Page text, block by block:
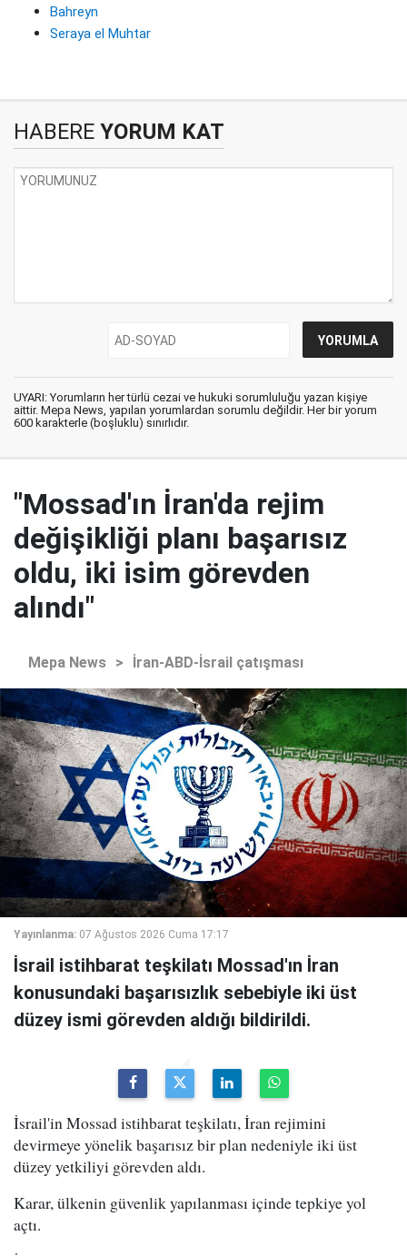
Bahreyn
Seraya el Muhtar
HABERE YORUM KAT
UYARI: Yorumların her türlü cezai ve hukuki sorumluluğu yazan kişiye
aittir. Mepa News, yapılan yorumlardan sorumlu değildir. Her bir yorum
600 karakterle (boşluklu) sınırlıdır.
"Mossad'ın İran'da rejim
değişikliği planı başarısız
oldu, iki isim görevden
alındı"
Mepa News > İran-ABD-İsrail çatışması
Yayınlanma: 07 Ağustos 2026 Cuma 17:17
İsrail istihbarat teşkilatı Mossad'ın İran
konusundaki başarısızlık sebebiyle iki üst
düzey ismi görevden aldığı bildirildi.
İsrail'in Mossad istihbarat teşkilatı, İran rejimini
devirmeye yönelik başarısız bir plan nedeniyle iki üst
düzey yetkiliyi görevden aldı.
Karar, ülkenin güvenlik yapılanması içinde tepkiye yol
açtı.